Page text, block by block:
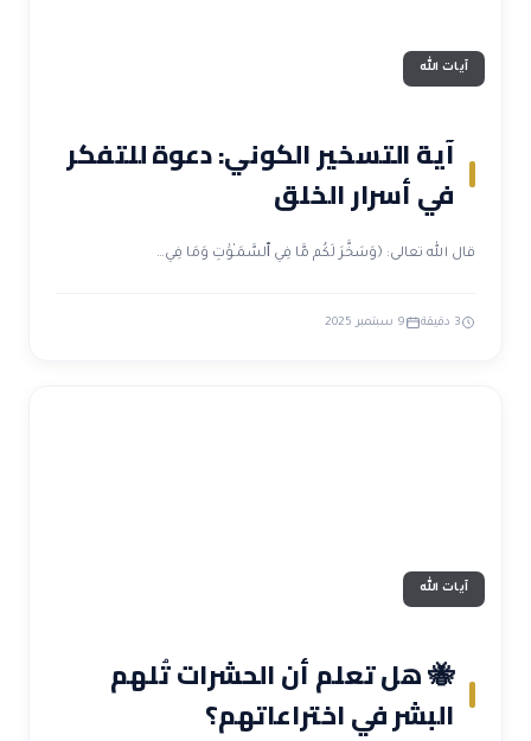
آيات الله
آية التسخير الكوني: دعوة للتفكر
في أسرار الخلق
قال الله تعالى: ﴿وَسَخَّرَ لَكُم مَّا فِي ٱلسَّمَـٰوَٰتِ وَمَا فِي…
3 دقيقة 9 سبتمبر 2025
آيات الله
🐝 هل تعلم أن الحشرات تُلهم
البشر في اختراعاتهم؟